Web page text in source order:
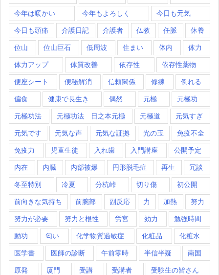
今年は暖かい 今年もよろしく 今日も元気
今日も頭痛 介護日記 介護者 仏教 任脈 休養
位山 位山巨石 低周波 住まい 体内 体力
体力アップ 体質改善 依存性 依存性薬物
便座シート 便秘解消 信頼関係 修練 倒れる
偏食 健康で長生き 偶然 元極 元極功
元極功法 元極功法 日之本元極 元極道 元気すぎ
元気です 元気な声 元気な証拠 光の玉 免疫不全
免疫力 児童生徒 入れ歯 入門講座 公開予定
内在 内臓 内部被爆 円形脱毛症 再生 冗談
冬至特別 冷夏 分杭峠 切り傷 初公開
前向きな気持ち 前腕部 副反応 力 加熱 努力
努力が必要 努力と根性 労宮 効力 勉強時間
動功 匂い 化学物質過敏症 化粧品 化粧水
医学書 医師の診断 午前零時 半信半疑 南国
原発 厦門 受講 受講者 受験生の皆さん